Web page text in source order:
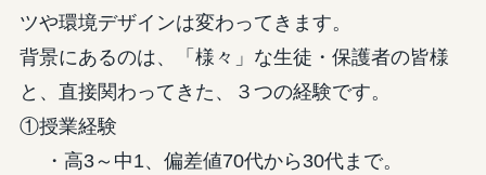
ツや環境デザインは変わってきます。
背景にあるのは、「様々」な生徒・保護者の皆様
と、直接関わってきた、３つの経験です。
①授業経験
・高3～中1、偏差値70代から30代まで。